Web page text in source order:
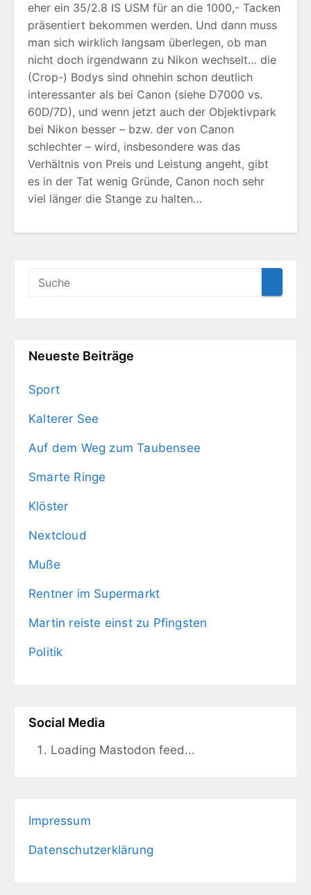
eher ein 35/2.8 IS USM für an die 1000,- Tacken
präsentiert bekommen werden. Und dann muss
man sich wirklich langsam überlegen, ob man
nicht doch irgendwann zu Nikon wechselt… die
(Crop-) Bodys sind ohnehin schon deutlich
interessanter als bei Canon (siehe D7000 vs.
60D/7D), und wenn jetzt auch der Objektivpark
bei Nikon besser – bzw. der von Canon
schlechter – wird, insbesondere was das
Verhältnis von Preis und Leistung angeht, gibt
es in der Tat wenig Gründe, Canon noch sehr
viel länger die Stange zu halten…
Neueste Beiträge
Sport
Kalterer See
Auf dem Weg zum Taubensee
Smarte Ringe
Klöster
Nextcloud
Muße
Rentner im Supermarkt
Martin reiste einst zu Pfingsten
Politik
Social Media
Loading Mastodon feed...
Impressum
Datenschutzerklärung